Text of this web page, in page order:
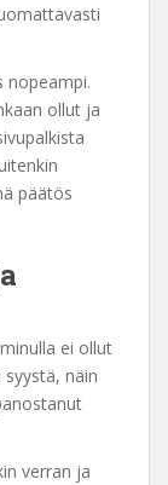
nopeampi.
ollut ja
päätös
ei ollut
näin
verran ja